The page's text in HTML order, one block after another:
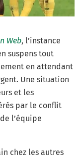
Web, l’instance
suspens tout
en attendant
Une situation
et les
par le conflit
l’équipe
chez les autres